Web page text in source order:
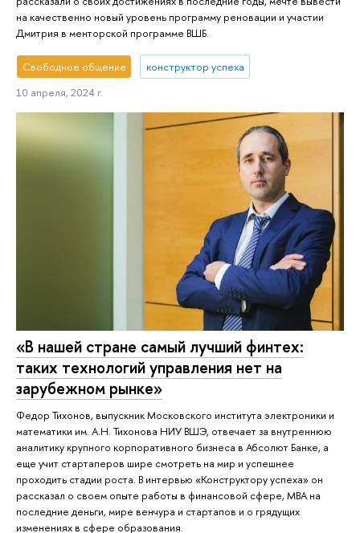
на качественно новый уровень программу реновации и участии
Дмитрия в менторской программе ВШБ.
Свободное общение
конструктор успеха
10 апреля, 2024 г.
«В нашей стране самый лучший финтех:
таких технологий управления нет на
зарубежном рынке»
Федор Тихонов, выпускник Московского института электроники и
математики им. А.Н. Тихонова НИУ ВШЭ, отвечает за внутреннюю
аналитику крупного корпоративного бизнеса в Абсолют Банке, а
еще учит стартаперов шире смотреть на мир и успешнее
проходить стадии роста. В интервью «Конструктору успеха» он
рассказал о своем опыте работы в финансовой сфере, MBA на
последние деньги, мире венчура и стартапов и о грядущих
изменениях в сфере образования.